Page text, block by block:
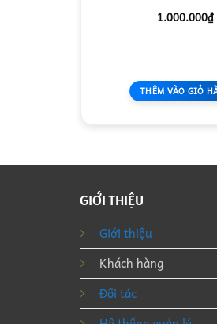
1.000.000₫
THÊM VÀO GIỎ
GIỚI THIỆU
Giới thiệu
Khách hàng
Đối tác